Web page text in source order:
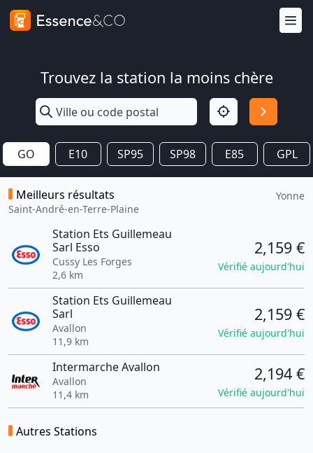
Trouvez la station la moins chère
GO E10 SP95 SP98 E85 GPL
Meilleurs résultats
Saint-André-en-Terre-Plaine
Yonne
Station Ets Guillemeau
Sarl Esso
Cussy Les Forges
2,6 km
2,159 €
Vérifié aujourd'hui
Station Ets Guillemeau
Sarl
Avallon
11,9 km
2,159 €
Vérifié aujourd'hui
Intermarche Avallon
Avallon
11,4 km
2,194 €
Vérifié aujourd'hui
Autres Stations